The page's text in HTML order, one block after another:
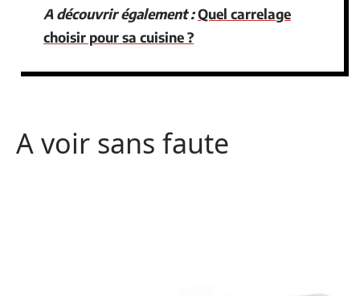
A découvrir également :Quel carrelage
choisir pour sa cuisine ?
A voir sans faute